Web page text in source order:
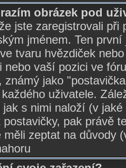
obrázek pod
jste zaregistrovali
jménem. Ten
tvaru hvězdiček
nebo vaší pozici ve
známý jako
uživatele.
jak s nimi naloží (v
pak právě
měli zeptat na důvody